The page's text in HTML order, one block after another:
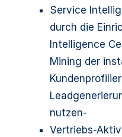
Service
durch die
Intelligence
Mining der
nutzen-
Vertriebs-